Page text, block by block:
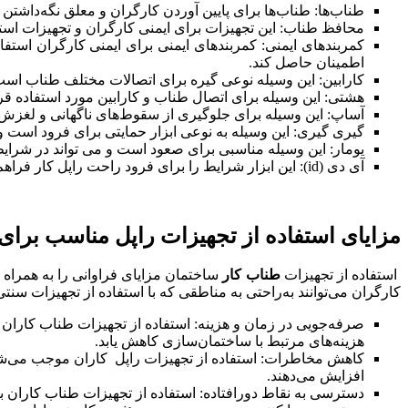
طناب‌ها: طناب‌ها برای پایین آوردن کارگران و معلق
محافظ طناب: این تجهیزات برای ایمنی کارگران و
کمربندهای ایمنی: کمربندهای ایمنی برای ایمنی کارگران
اطمینان حاصل کند.
کارابین: این وسیله نوعی گیره برای اتصالات مختلف طناب
هشتی: این وسیله برای اتصال طناب و کارابین مورد
آساپ: این وسیله برای جلوگیری از سقوط‌های ناگهانی و
گیری گیری: این وسیله به نوعی ابزار حمایتی برای فرود
یومار: این وسیله مناسبی برای صعود است و می تواند در
آی دی (id): این ابزار شرایط را برای فرود راحت راپل کار فراهم می‌کند.
مزایای استفاده از تجهیزات راپل مناسب
استفاده از تجهیزاتطناب کار ساختمان مزایای فراوانی را به
کارگران می‌توانند به‌راحتی به مناطقی که با استفاده از تجهیزات
صرفه‌جویی در زمان و هزینه: استفاده از تجهیزات طناب
هزینه‌های مرتبط با ساختمان‌سازی کاهش یابد.
کاهش مخاطرات: استفاده از تجهیزات راپل کاران موجب
افزایش می‌دهند.
دسترسی به نقاط دورافتاده: استفاده از تجهیزات طناب کاران